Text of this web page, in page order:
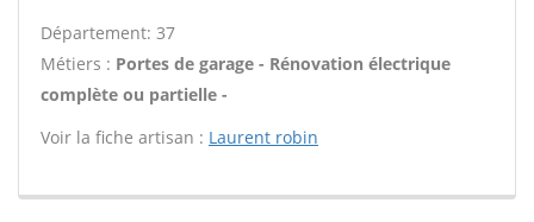
Département: 37
Métiers : Portes de garage - Rénovation électrique
complète ou partielle -
Voir la fiche artisan : Laurent robin